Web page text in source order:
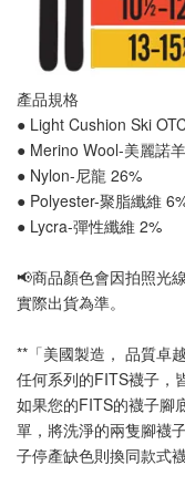
產品規格
● Light Cushion Ski
● Merino Wool-美麗諾
● Nylon-尼龍 26%
● Polyester-聚脂纖維
● Lycra-彈性纖維 2%
📢商品顏色會因拍照光
實際出貨為準。
**「美國製造， 品質卓
任何系列的FITS襪子，
如果您的FITS的襪子腳
單，將洗淨的兩隻腳襪
子停產缺色則換同款式